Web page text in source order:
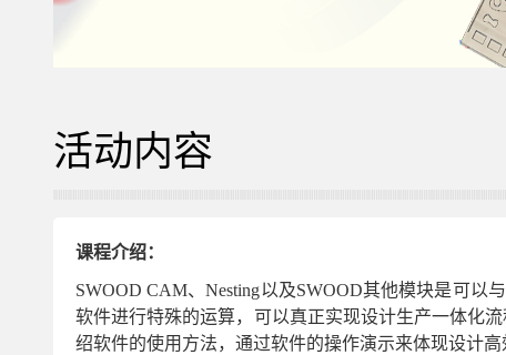
活动内容
课程介绍：
SWOOD CAM、Nesting以及SWOOD其他模块是可
软件进行特殊的运算，可以真正实现设计生产一体化
绍软件的使用方法，通过软件的操作演示来体现设计高